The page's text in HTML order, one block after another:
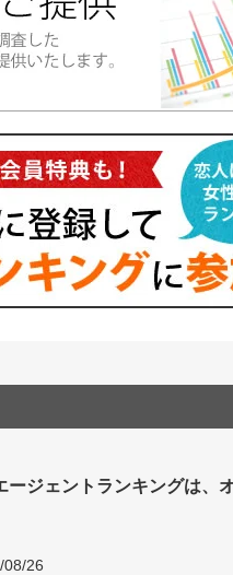
ージェントランキングは、
08/26